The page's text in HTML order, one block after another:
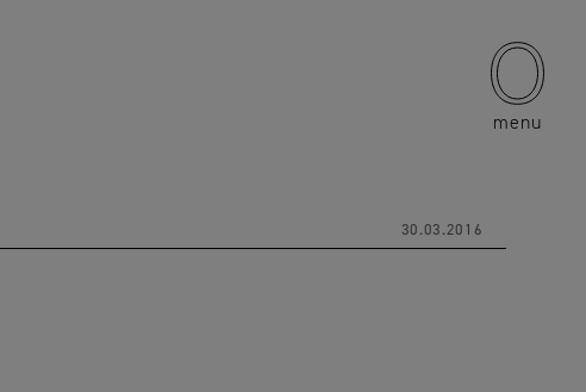
menu
30.03.2016